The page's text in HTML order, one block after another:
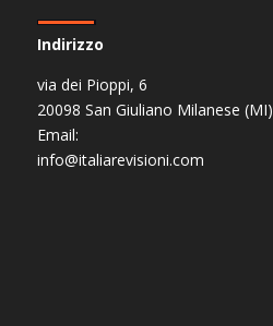
Indirizzo
via dei Pioppi, 6
20098 San Giuliano Milanese (MI)
Email:
info@italiarevisioni.com